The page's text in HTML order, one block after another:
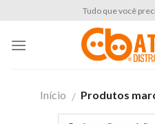
content
Tudo que você
Início / Produtos